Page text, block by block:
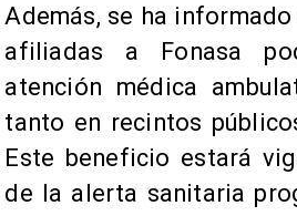
Además, se ha
afiliadas a Fonasa
atención médica
tanto en recintos
Este beneficio estará
de la alerta sanitaria